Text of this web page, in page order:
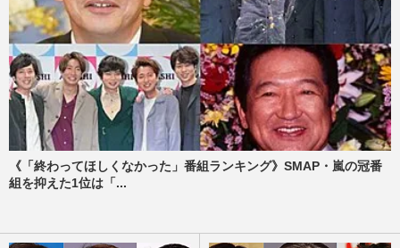
《「終わってほしくなかった」番組ランキング》SMAP・嵐の冠番
組を抑えた1位は「...